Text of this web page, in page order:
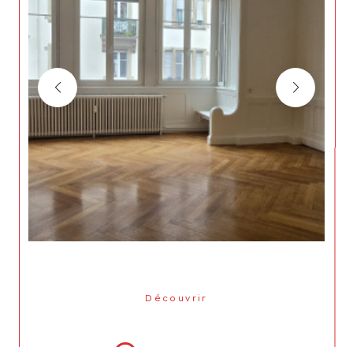
Découvrir